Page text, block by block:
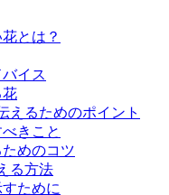
とは？
イス
花
えるためのポイント
きこと
めのコツ
る方法
ために